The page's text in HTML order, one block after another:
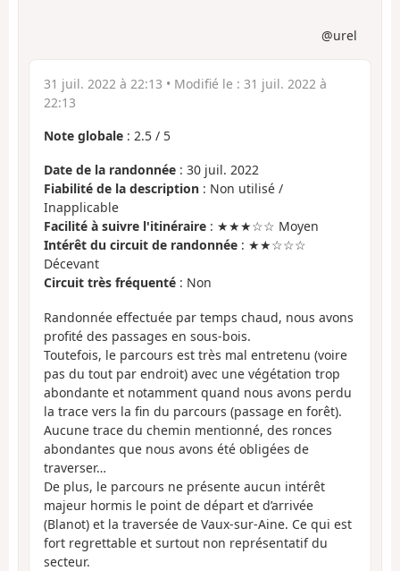
@urel
31 juil. 2022 à 22:13 • Modifié le : 31 juil. 2022 à
22:13
Note globale : 2.5 / 5
Date de la randonnée : 30 juil. 2022
Fiabilité de la description : Non utilisé /
Inapplicable
Facilité à suivre l'itinéraire : ★★★☆☆ Moyen
Intérêt du circuit de randonnée : ★★☆☆☆
Décevant
Circuit très fréquenté : Non
Randonnée effectuée par temps chaud, nous avons
profité des passages en sous-bois.
Toutefois, le parcours est très mal entretenu (voire
pas du tout par endroit) avec une végétation trop
abondante et notamment quand nous avons perdu
la trace vers la fin du parcours (passage en forêt).
Aucune trace du chemin mentionné, des ronces
abondantes que nous avons été obligées de
traverser…
De plus, le parcours ne présente aucun intérêt
majeur hormis le point de départ et d’arrivée
(Blanot) et la traversée de Vaux-sur-Aine. Ce qui est
fort regrettable et surtout non représentatif du
secteur.